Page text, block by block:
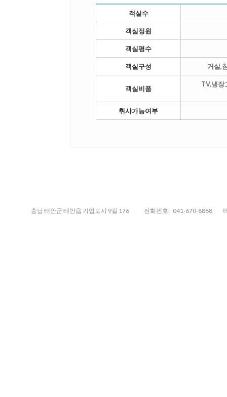
객실수
객실정원
객실평수
객실구성 거실,
객실비품
TV,냉장
취사가능여부
충남 태안군 태안읍 기업도시 9길 176 전화번호: 041-670-8888